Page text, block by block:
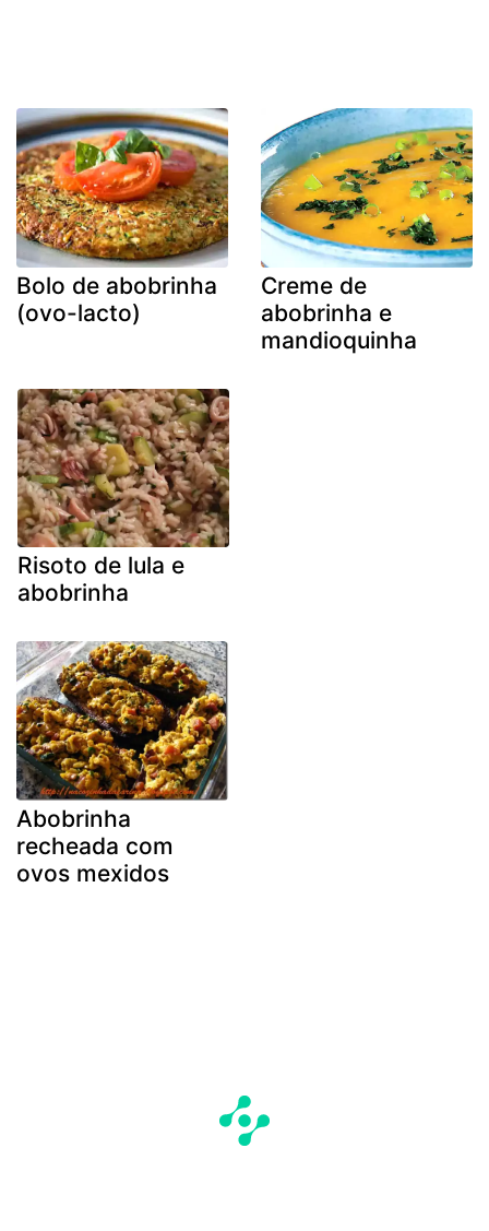
Bolo de abobrinha
(ovo-lacto)
Creme de
abobrinha e
mandioquinha
Risoto de lula e
abobrinha
Abobrinha
recheada com
ovos mexidos